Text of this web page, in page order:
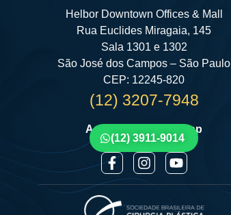
Helbor Downtown Offices & Mall
Rua Euclides Miragaia, 145
Sala 1301 e 1302
São José dos Campos – São Paulo
CEP: 12245-820
(12) 3207-7948
Agende por Whatsapp
(12) 3911-9014